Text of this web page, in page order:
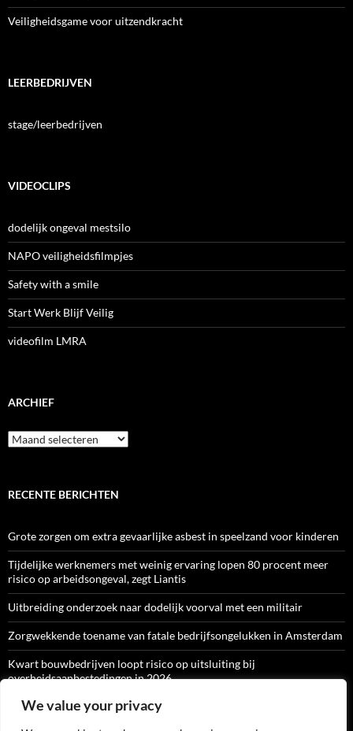
We value your privacy
Veiligheidsgame voor uitzendkracht
LEERBEDRIJVEN
stage/leerbedrijven
VIDEOCLIPS
dodelijk ongeval mestsilo
NAPO veiligheidsfilmpjes
Safety with a smile
Start Werk Blijf Veilig
videofilm LMRA
ARCHIEF
Archief
RECENTE BERICHTEN
Grote zorgen om extra gevaarlijke asbest in speelzand voor kinderen
Tijdelijke werknemers met weinig ervaring lopen 80 procent meer
risico op arbeidsongeval, zegt Liantis
Uitbreiding onderzoek naar dodelijk voorval met een militair
Zorgwekkende toename van fatale bedrijfsongelukken in Amsterdam
Kwart bouwbedrijven loopt risico op uitsluiting bij
overheidsaanbestedingen in 2026